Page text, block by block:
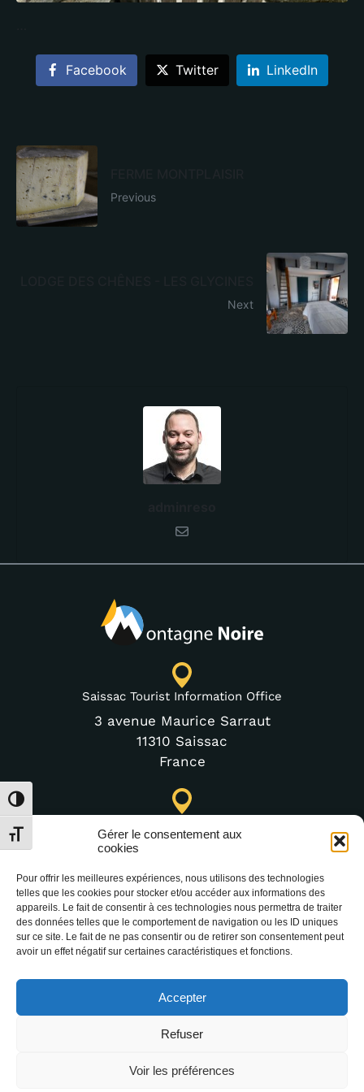
Gérer le consentement aux
cookies
Pour offrir les meilleures expériences, nous utilisons des technologies
telles que les cookies pour stocker et/ou accéder aux informations des
appareils. Le fait de consentir à ces technologies nous permettra de traiter
des données telles que le comportement de navigation ou les ID uniques
sur ce site. Le fait de ne pas consentir ou de retirer son consentement peut
avoir un effet négatif sur certaines caractéristiques et fonctions.
Accepter
Refuser
Voir les préférences
Toggle High Contrast
Toggle Font size
Facebook Twitter LinkedIn
Previous
Next
Saissac Tourist Information Office
3 avenue Maurice Sarraut
11310 Saissac
France
4 moulin bas,
France
(+33) 4 68 76 64 90
2025 Office Intercommunal de Tourisme de la